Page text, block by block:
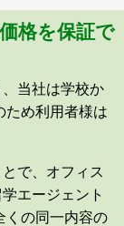
格を保証で
当社は学校か
ため利用者様は
で、オフィス
エージェント
くの同一内容の